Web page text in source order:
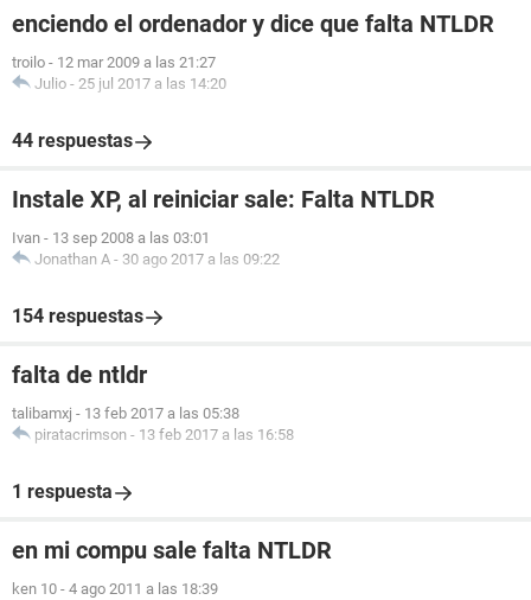
enciendo el ordenador y dice que falta NTLDR
troilo - 12 mar 2009 a las 21:27
Julio - 25 jul 2017 a las 14:20
44 respuestas
Instale XP, al reiniciar sale: Falta NTLDR
Ivan - 13 sep 2008 a las 03:01
Jonathan A - 30 ago 2017 a las 09:22
154 respuestas
falta de ntldr
talibamxj - 13 feb 2017 a las 05:38
piratacrimson - 13 feb 2017 a las 16:58
1 respuesta
en mi compu sale falta NTLDR
ken 10 - 4 ago 2011 a las 18:39